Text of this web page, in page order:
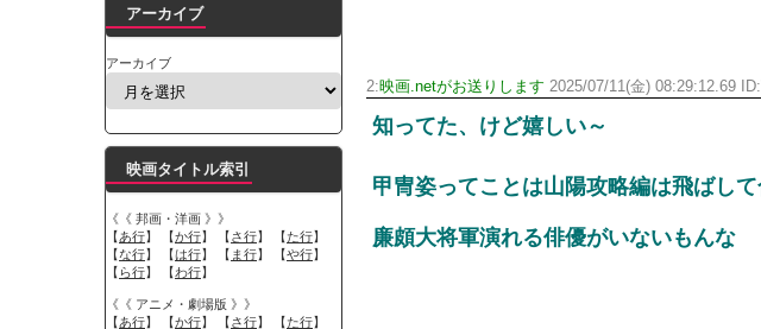
2:映画.netがお送りします 2025/07/11(金) 08:29:12.69
知ってた、けど嬉しい～
甲冑姿ってことは山陽攻略編は飛ばし
廉頗大将軍演れる俳優がいないもんな
アーカイブ
アーカイブ
映画タイトル索引
《《 邦画・洋画 》》
【あ行】 【か行】 【さ行】 【た行】
【な行】 【は行】 【 ま行】 【や行】
【 ら行】 【わ行】
《《 アニメ・劇場版 》》
【あ行】 【か行】 【さ行】 【た行】